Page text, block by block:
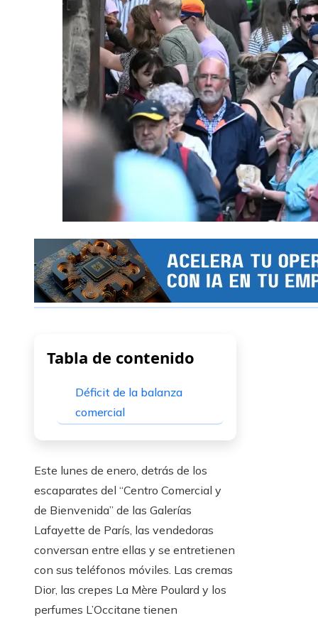
Tabla de contenido
Déficit de la balanza
comercial
Este lunes de enero, detrás de los
escaparates del “Centro Comercial y
de Bienvenida” de las Galerías
Lafayette de París, las vendedoras
conversan entre ellas y se entretienen
con sus teléfonos móviles. Las cremas
Dior, las crepes La Mère Poulard y los
perfumes L’Occitane tienen